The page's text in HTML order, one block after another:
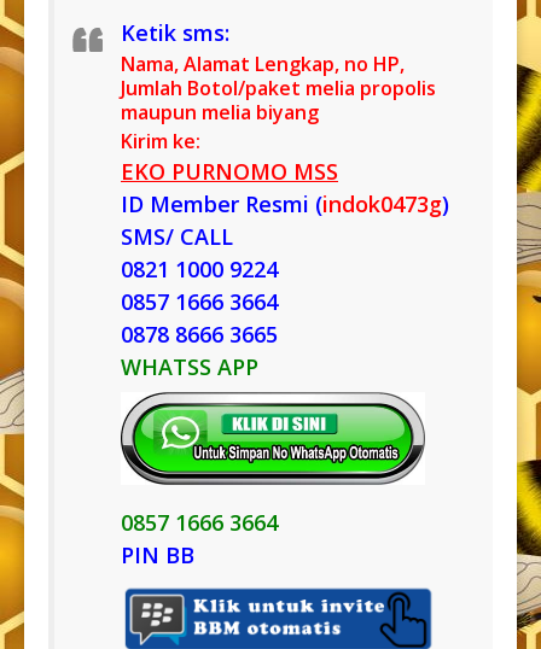
Ketik sms:
Nama, Alamat Lengkap, no HP,
Jumlah Botol/paket melia propolis
maupun melia biyang
Kirim ke:
EKO PURNOMO MSS
ID Member Resmi (indok0473g)
SMS/ CALL
0821 1000 9224
0857 1666 3664
0878 8666 3665
WHATSS APP
0857 1666 3664
PIN BB